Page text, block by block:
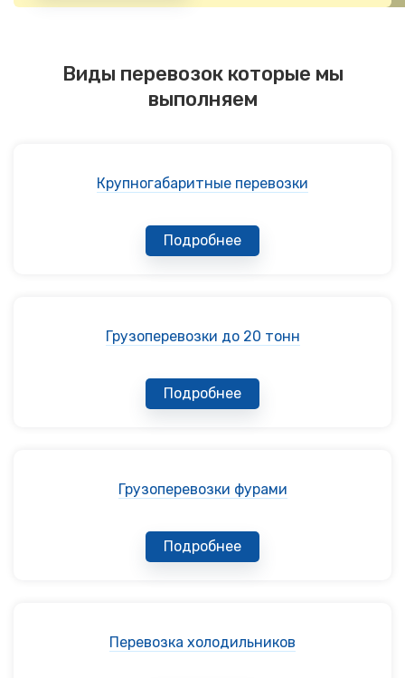
Виды перевозок которые мы
выполняем
Крупногабаритные перевозки
Подробнее
Грузоперевозки до 20 тонн
Подробнее
Грузоперевозки фурами
Подробнее
Перевозка холодильников